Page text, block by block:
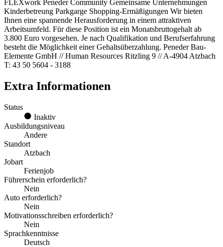
FLEXwork Peneder Community Gemeinsame Unternehmungen
Kinderbetreung Parkgarge Shopping-Ermäßigungen Wir bieten
Ihnen eine spannende Herausforderung in einem attraktiven
Arbeitsumfeld. Für diese Position ist ein Monatsbruttogehalt ab
3.800 Euro vorgesehen. Je nach Qualifikation und Berufserfahrung
besteht die Möglichkeit einer Gehaltsüberzahlung. Peneder Bau-
Elemente GmbH // Human Resources Ritzling 9 // A-4904 Atzbach
T: 43 50 5604 - 3188
Extra Informationen
Status
Inaktiv
Ausbildungsniveau
Andere
Standort
Atzbach
Jobart
Ferienjob
Führerschein erforderlich?
Nein
Auto erforderlich?
Nein
Motivationsschreiben erforderlich?
Nein
Sprachkenntnisse
Deutsch